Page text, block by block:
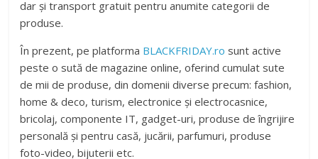
dar și transport gratuit pentru anumite categorii de
produse.
În prezent, pe platforma BLACKFRIDAY.ro sunt active
peste o sută de magazine online, oferind cumulat sute
de mii de produse, din domenii diverse precum: fashion,
home & deco, turism, electronice și electrocasnice,
bricolaj, componente IT, gadget-uri, produse de îngrijire
personală și pentru casă, jucării, parfumuri, produse
foto-video, bijuterii etc.